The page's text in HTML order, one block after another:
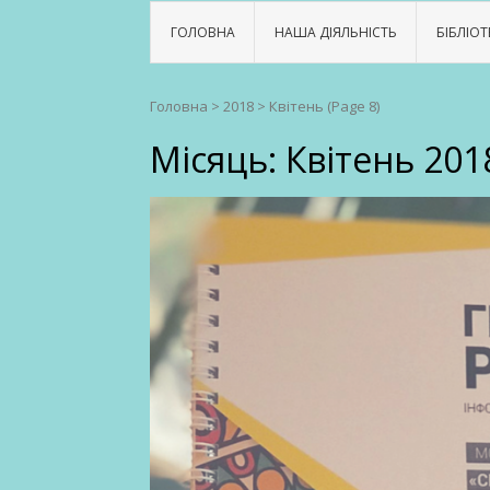
ГОЛОВНА НАША ДІЯЛЬНІСТЬ
Головна > 2018 > Квітень (Page 8)
Місяць: Квітень